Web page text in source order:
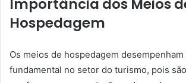
Importância dos Meios
Hospedagem
Os meios de hospedagem desempenham
fundamental no setor do turismo, pois